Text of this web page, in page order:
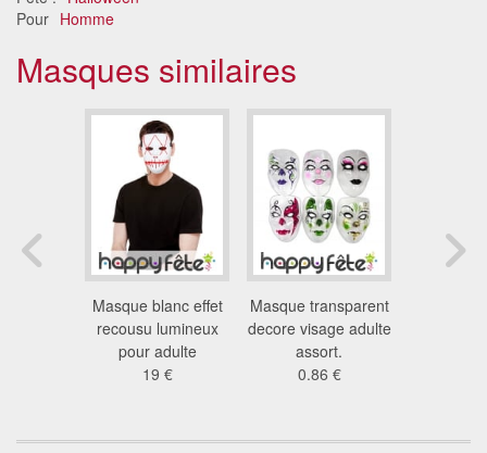
Pour Homme
Masques similaires
Masque blanc effet
recousu lumineux
pour adulte
19 €
Masque transparent
decore visage adulte
assort.
0.86 €